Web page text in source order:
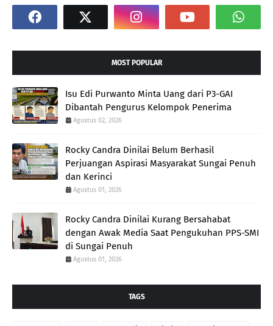
MOST POPULAR
Isu Edi Purwanto Minta Uang dari P3-GAI
Dibantah Pengurus Kelompok Penerima
Agustus 02, 2026
Rocky Candra Dinilai Belum Berhasil
Perjuangan Aspirasi Masyarakat Sungai Penuh
dan Kerinci
Agustus 01, 2026
Rocky Candra Dinilai Kurang Bersahabat
dengan Awak Media Saat Pengukuhan PPS-SMI
di Sungai Penuh
Agustus 01, 2026
TAGS